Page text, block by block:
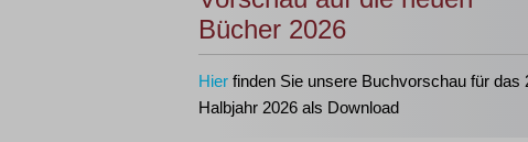
Bücher 2026
Hier finden Sie unsere Buchvorschau für das
Halbjahr 2026 als Download